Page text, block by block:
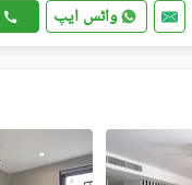
واٹس ایپ